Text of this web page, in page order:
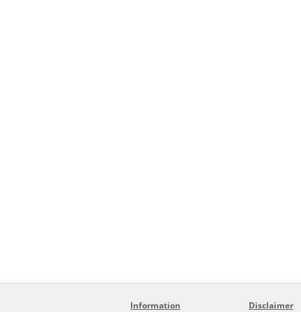
Information Disclaimer